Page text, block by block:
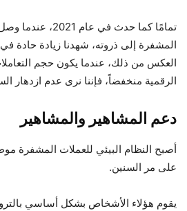
تمامًا كما حدث في
المشفرة إلى ذروته، شهدنا زيادة حادة
العكس من ذلك، عندما يكون حجم
الرقمية منخفضاً، فإننا نرى عدم ازدهار
دعم المشاهير والمشاهير
أصبح النظام البيئي للعملات المشفرة
على مر السنين.
يقوم هؤلاء الأشخاص بشكل أساسي